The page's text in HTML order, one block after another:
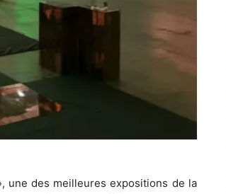
une des meilleures expositions de la